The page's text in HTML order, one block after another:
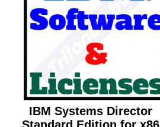
IBM Systems Director